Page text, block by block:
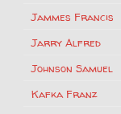
Jammes Francis
Jarry Alfred
Johnson Samuel
Kafka Franz